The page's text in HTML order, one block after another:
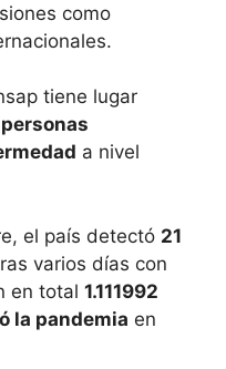
como
tiene lugar
a nivel
el país detectó 21
varios días con
en total 1.111992
la pandemia en